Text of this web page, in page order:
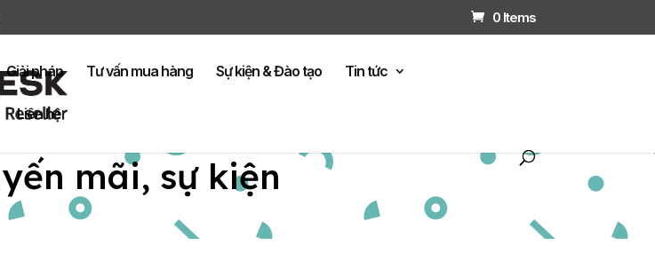
0 Items
Giải pháp Tư vấn mua hàng Sự kiện & Đào tạo Tin tức
Liên hệ
mãi, sự kiện